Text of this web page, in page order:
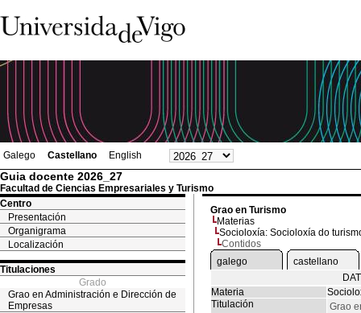
Galego Castellano English
Guia docente 2026_27
Facultad de Ciencias Empresariales y Turismo
Centro
Presentación
Organigrama
Localización
Titulaciones
Grado
Grao en Administración e Dirección de
Empresas
Grao en Turismo
Materias
Socioloxía: Socioloxía do
Contidos
galego
castellano
Materia
Titulación
Grao